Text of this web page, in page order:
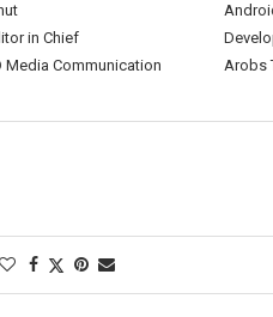
in Chief
Media Communication
Arobs